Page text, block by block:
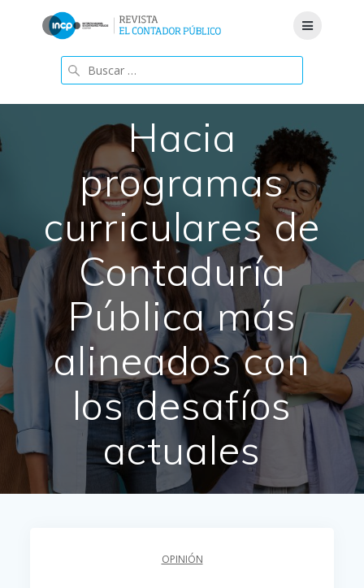
al
Hacia
programas
curriculares de
Contaduría
Pública más
alineados con
los desafíos
actuales
OPINIÓN